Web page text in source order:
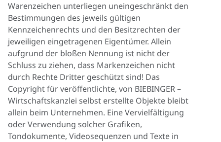
Warenzeichen unterliegen uneingeschränkt den
Bestimmungen des jeweils gültigen
Kennzeichenrechts und den Besitzrechten der
jeweiligen eingetragenen Eigentümer. Allein
aufgrund der bloßen Nennung ist nicht der
Schluss zu ziehen, dass Markenzeichen nicht
durch Rechte Dritter geschützt sind! Das
Copyright für veröffentlichte, von BIEBINGER –
Wirtschaftskanzlei selbst erstellte Objekte bleibt
allein beim Unternehmen. Eine Vervielfältigung
oder Verwendung solcher Grafiken,
Tondokumente, Videosequenzen und Texte in